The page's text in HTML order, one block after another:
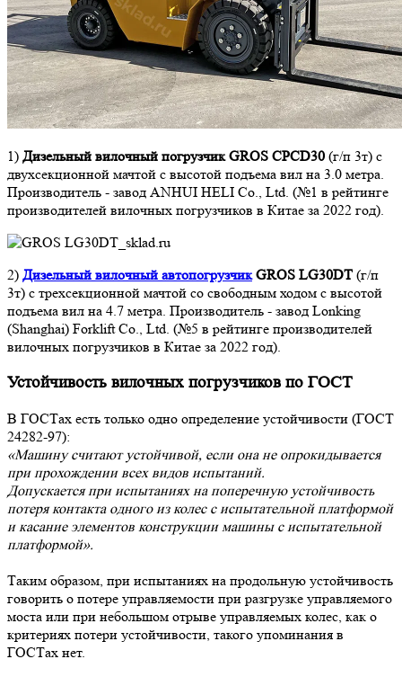
1) Дизельный вилочный погрузчик GROS CPCD30 (г/п 3т) с
двухсекционной мачтой с высотой подъема вил на 3.0 метра.
Производитель - завод ANHUI HELI Co., Ltd. (№1 в рейтинге
производителей вилочных погрузчиков в Китае за 2022 год).
2) Дизельный вилочный автопогрузчикGROS LG30DT (г/п
3т) с трехсекционной мачтой со свободным ходом с высотой
подъема вил на 4.7 метра. Производитель - завод Lonking
(Shanghai) Forklift Co., Ltd. (№5 в рейтинге производителей
вилочных погрузчиков в Китае за 2022 год).
Устойчивость вилочных погрузчиков по ГОСТ
В ГОСТах есть только одно определение устойчивости (ГОСТ
24282-97):
«Машину считают устойчивой, если она не опрокидывается
при прохождении всех видов испытаний.
Допускается при испытаниях на поперечную устойчивость
потеря контакта одного из колес с испытательной платформой
и касание элементов конструкции машины с испытательной
платформой».
Таким образом, при испытаниях на продольную устойчивость
говорить о потере управляемости при разгрузке управляемого
моста или при небольшом отрыве управляемых колес, как о
критериях потери устойчивости, такого упоминания в
ГОСТах нет.